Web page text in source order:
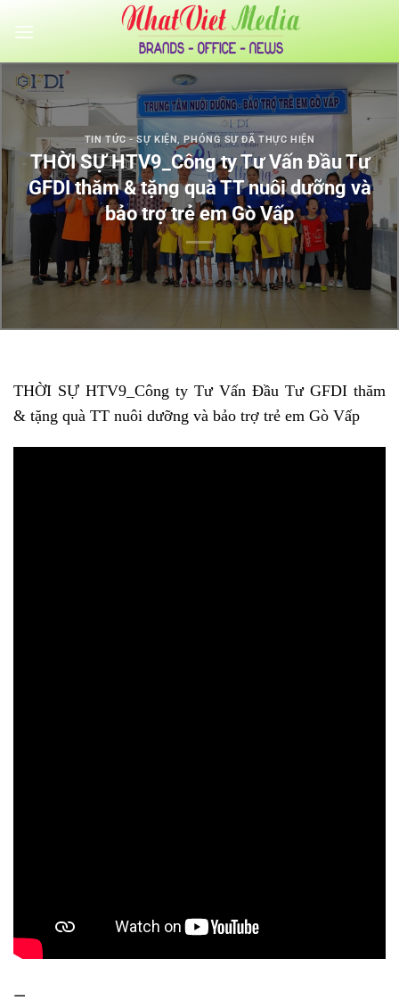
qua
dung
TIN TỨC - SỰ KIỆN,PHÓNG SỰ ĐÃ THỰC HIỆN
THỜI SỰ HTV9_Công ty Tư Vấn Đầu Tư
GFDI thăm & tặng quà TT nuôi dưỡng và
bảo trợ trẻ em Gò Vấp
THỜI SỰ HTV9_Công ty Tư Vấn Đầu Tư GFDI thăm
& tặng quà TT nuôi dưỡng và bảo trợ trẻ em Gò Vấp
—